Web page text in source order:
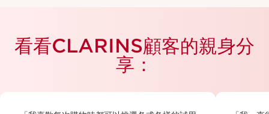
看看CLARINS顧客的親身分
享：